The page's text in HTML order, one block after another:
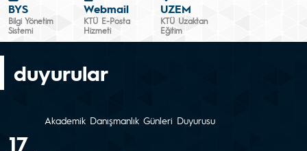
BYS
Bilgi Yönetim
Sistemi
Webmail
KTÜ E-Posta
Hizmeti
UZEM
KTÜ Uzaktan
Eğitim
duyurular
17
Akademik Danışmanlık Günleri Duyurusu